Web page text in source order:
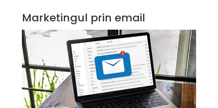
Marketingul prin email